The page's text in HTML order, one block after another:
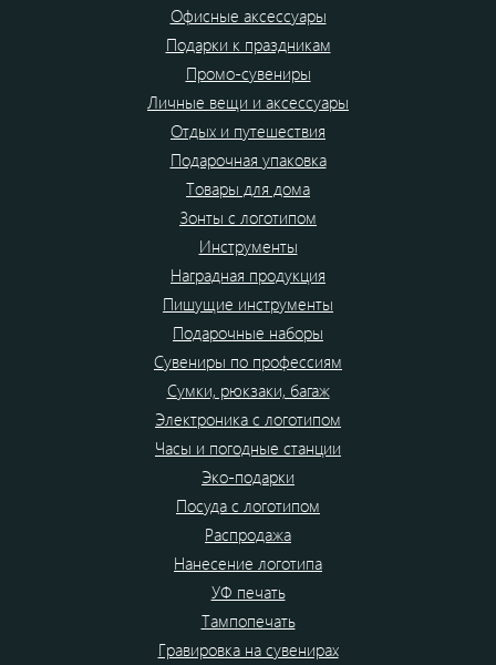
Офисные аксессуары
Подарки к праздникам
Промо-сувениры
Личные вещи и аксессуары
Отдых и путешествия
Подарочная упаковка
Товары для дома
Зонты с логотипом
Инструменты
Наградная продукция
Пишущие инструменты
Подарочные наборы
Сувениры по профессиям
Сумки, рюкзаки, багаж
Электроника с логотипом
Часы и погодные станции
Эко-подарки
Посуда с логотипом
Распродажа
Нанесение логотипа
УФ печать
Тампопечать
Гравировка на сувенирах